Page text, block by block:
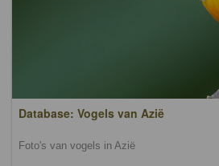
Database: Vogels van Azië
Foto's van vogels in Azië